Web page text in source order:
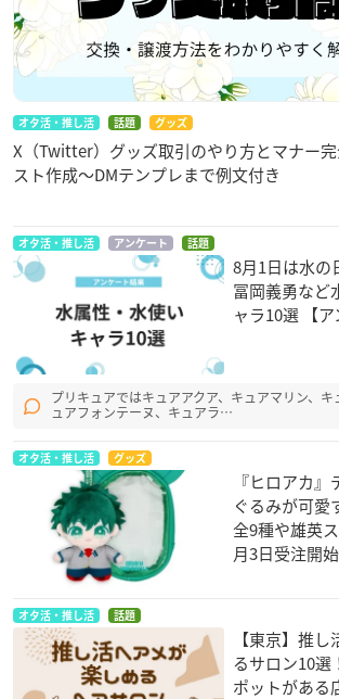
オタ活・推し活 話題 グッズ
X（Twitter）グッズ取引のやり方とマナー
スト作成〜DMテンプレまで例文付き
オタ活・推し活 アンケート 話題
8月1日は水の
冨岡義勇など
ャラ10選 【ア
プリキュアではキュアアクア、キュアマリン、
ュアフォンテーヌ、キュアラ…
オタ活・推し活 グッズ
『ヒロアカ
ぐるみが可愛
全9種や雄英
月3日受注開始
オタ活・推し活 話題
【東京】推
るサロン10選
ポットがあ